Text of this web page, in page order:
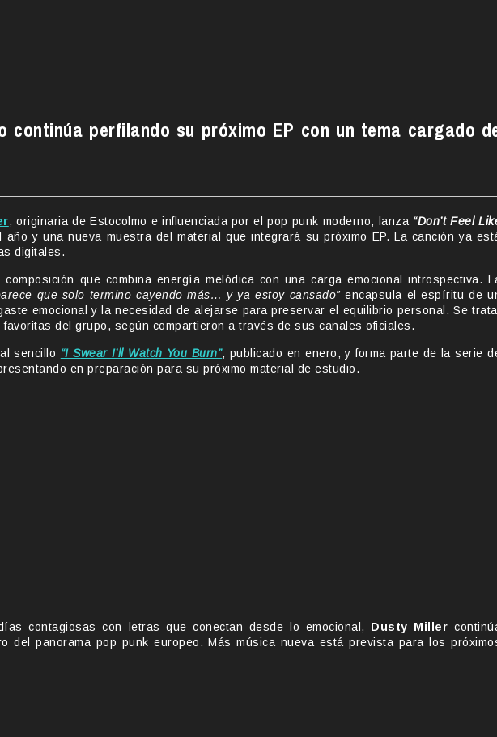
continúa perfilando su próximo EP con un tema cargado
, originaria de Estocolmo e influenciada por el pop punk moderno, lanza “Don’t Feel
y una nueva muestra del material que integrará su próximo EP. La canción ya
digitales.
que combina energía melódica con una carga emocional introspectiva.
que solo termino cayendo más… y ya estoy cansado” encapsula el espíritu de
emocional y la necesidad de alejarse para preservar el equilibrio personal. Se
del grupo, según compartieron a través de sus canales oficiales.
sencillo “I Swear I’ll Watch You Burn”, publicado en enero, y forma parte de la serie
en preparación para su próximo material de estudio.
contagiosas con letras que conectan desde lo emocional, Dusty Miller
del panorama pop punk europeo. Más música nueva está prevista para los